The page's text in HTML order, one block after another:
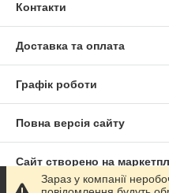
Контакти
Доставка та оплата
Графік роботи
Повна версія сайту
Сайт створено на
Зараз у компанії